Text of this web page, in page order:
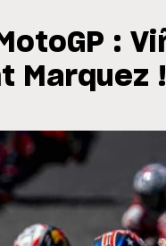
: Horaires et
:
Marquez !